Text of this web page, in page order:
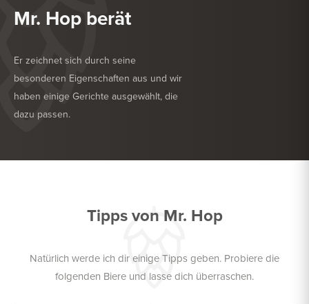
Mr. Hop berät
Er zeichnet sich durch seine
besonderen Eigenschaften aus und wir
haben einige Gerichte ausgewählt, die
dazu passen.
KÖSTLICH ZU
Tipps von Mr. Hop
Natürlich werde ich dir einige Tipps geben. Probiere die
folgenden Biere und lasse dich überraschen.